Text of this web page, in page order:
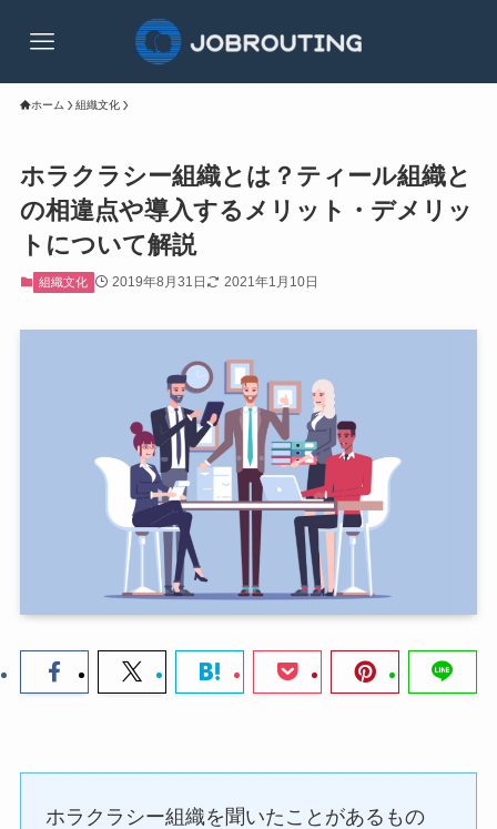
ホーム 組織文化
ホラクラシー組織とは？ティール組織と
の相違点や導入するメリット・デメリッ
トについて解説
組織文化 2019年8月31日 2021年1月10日
ホラクラシー組織を聞いたことがあるもの